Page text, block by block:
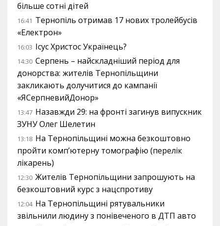
більше сотні дітей
16:41 Тернопіль отримав 17 нових тролейбусів
«Електрон»
16:03 Ісус Христос Українець?
14:30 Серпень – найскладніший період для
донорства: жителів Тернопільщини
закликають долучитися до кампанії
«ЯСерпневийДонор»
13:47 Назавжди 29: на фронті загинув випускник
ЗУНУ Олег Шелетин
13:18 На Тернопільщині можна безкоштовно
пройти комп’ютерну томографію (перелік
лікарень)
12:30 Жителів Тернопільщини запрошують на
безкоштовний курс з нацспротиву
12:04 На Тернопільщині рятувальники
звільнили людину з понівеченого в ДТП авто